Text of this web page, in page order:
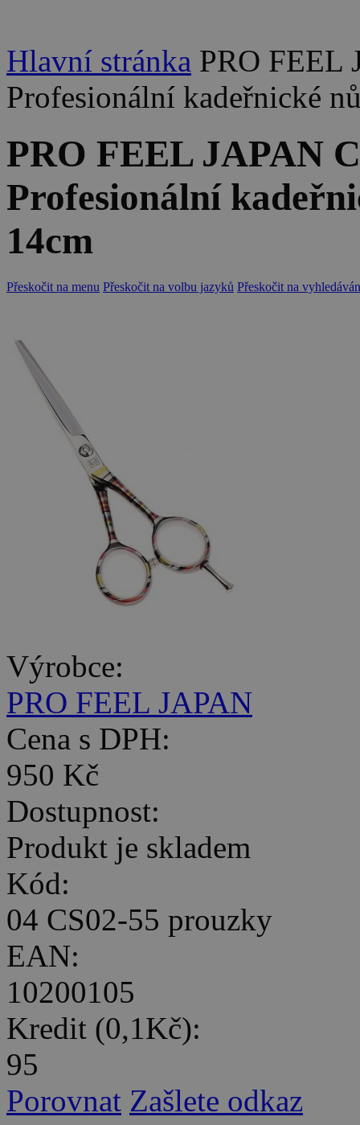
Hlavní stránka PRO FEEL
Profesionální kadeřnické
PRO FEEL JAPAN
Profesionální
14cm
Přeskočit na menu Přeskočit na volbu jazyků Přeskočit na
Výrobce:
PRO FEEL JAPAN
Cena s DPH:
950 Kč
Dostupnost:
Produkt je skladem
Kód:
04 CS02-55 prouzky
EAN:
10200105
Kredit (0,1Kč):
95
Porovnat Zašlete odkaz